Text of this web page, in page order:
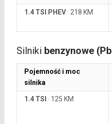
1.4 TSI PHEV· 218 KM
Silniki benzynowe
Pojemność i moc
silnika
1.4 TSI · 125 KM